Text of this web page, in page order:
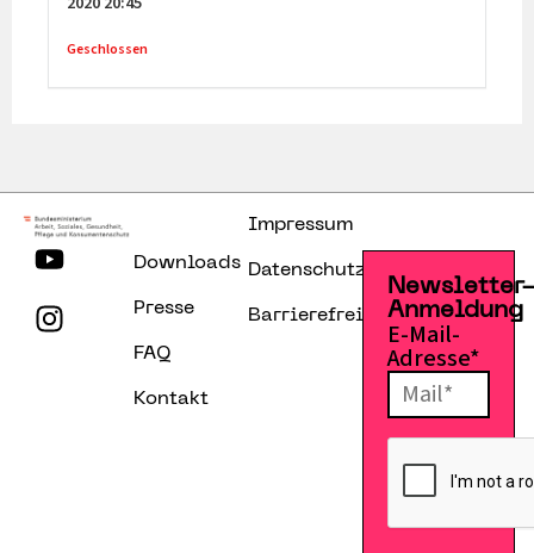
Geschlossen
Downloads
Presse
FAQ
Kontakt
Impressum
Datenschutzerklärung
Barrierefreiheitserklärung
Anmeldung
E-Mail-
Adresse*